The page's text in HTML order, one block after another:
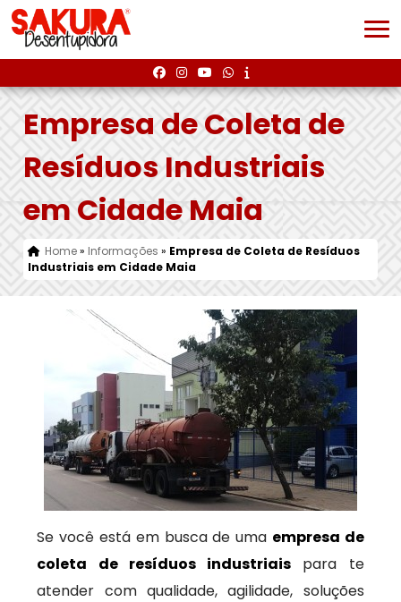
Empresa de Coleta de
Resíduos Industriais
em Cidade Maia
Home» Informações » Empresa de Coleta de Resíduos
Industriais em Cidade Maia
Se você está em busca de uma empresa de
coleta de resíduos industriais para te
atender com qualidade, agilidade, soluções